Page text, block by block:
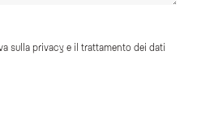
sulla privacy e il trattamento dei dati